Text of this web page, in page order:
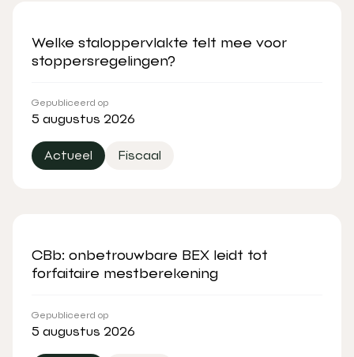
Welke staloppervlakte telt mee voor
stoppersregelingen?
Gepubliceerd op
5 augustus 2026
Actueel Fiscaal
CBb: onbetrouwbare BEX leidt tot
forfaitaire mestberekening
Gepubliceerd op
5 augustus 2026